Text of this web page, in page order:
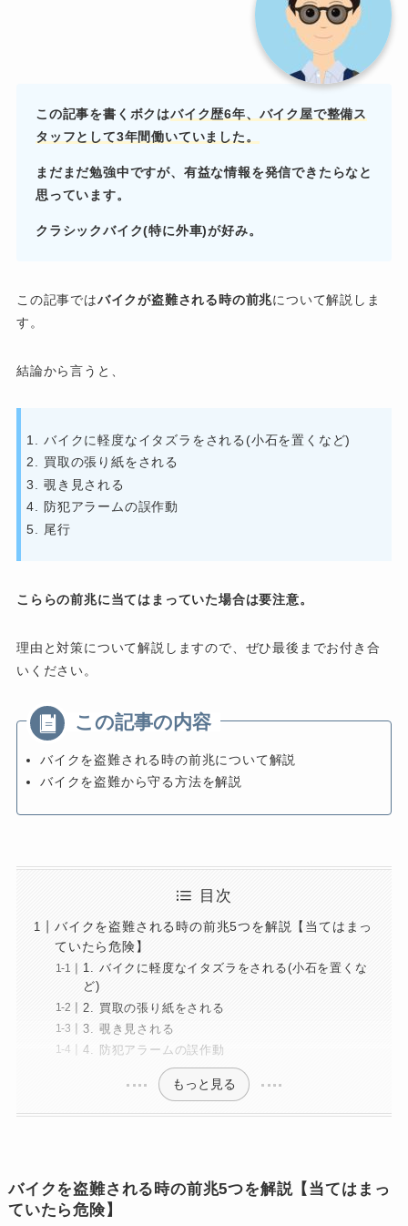
この記事を書くボクはバイク歴6年、バイク屋で整備ス
タッフとして3年間働いていました。
まだまだ勉強中ですが、有益な情報を発信できたらなと
思っています。
クラシックバイク(特に外車)が好み。
この記事ではバイクが盗難される時の前兆について解説しま
す。
結論から言うと、
バイクに軽度なイタズラをされる(小石を置くなど)
買取の張り紙をされる
覗き見される
防犯アラームの誤作動
尾行
こららの前兆に当てはまっていた場合は要注意。
理由と対策について解説しますので、ぜひ最後までお付き合
いください。
バイクを盗難される時の前兆について解説
バイクを盗難から守る方法を解説
目次
バイクを盗難される時の前兆5つを解説【当てはまっ
ていたら危険】
1. バイクに軽度なイタズラをされる(小石を置くな
ど)
2. 買取の張り紙をされる
3. 覗き見される
4. 防犯アラームの誤作動
もっと見る
バイクを盗難される時の前兆5つを解説【当てはまっ
ていたら危険】